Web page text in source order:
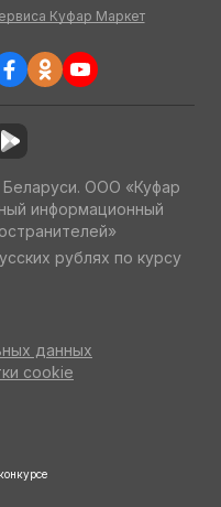
Куфар Маркет
ООО «Куфар
информационный
рублях по курсу
данных
cookie